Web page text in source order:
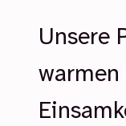
Unsere